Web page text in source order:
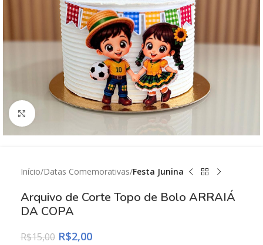
Click to enlarge
Início Datas Comemorativas Festa Junina
Arquivo de Corte Topo de Bolo ARRAIÁ
DA COPA
R$15,00 R$2,00